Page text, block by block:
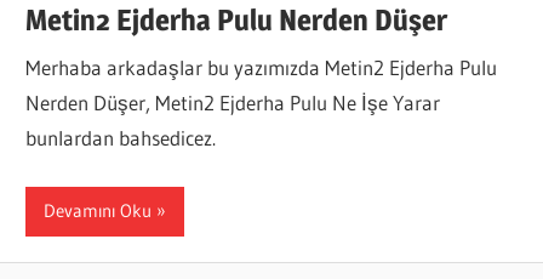
Metin2 Ejderha Pulu Nerden Düşer
Merhaba arkadaşlar bu yazımızda Metin2 Ejderha Pulu
Nerden Düşer, Metin2 Ejderha Pulu Ne İşe Yarar
bunlardan bahsedicez.
Devamını Oku